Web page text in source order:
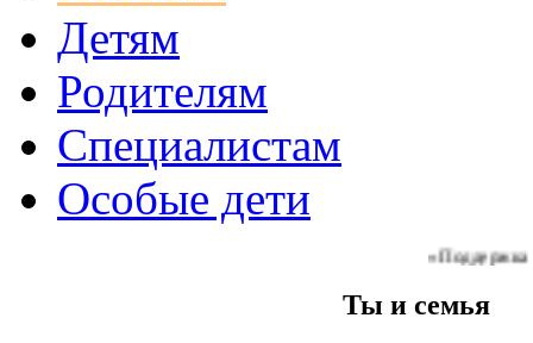
Детям
Родителям
Специалистам
Особые дети
«Поддержка и
Ты и семья